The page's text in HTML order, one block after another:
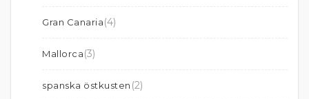
Gran Canaria(4)
Mallorca(3)
spanska östkusten (2)